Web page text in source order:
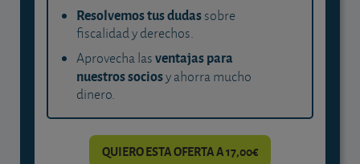
Resolvemos tus dudassobre
fiscalidad y derechos.
Aprovecha lasventajas para
nuestros sociosy ahorra mucho
dinero.
QUIERO ESTA OFERTA A 17,00€